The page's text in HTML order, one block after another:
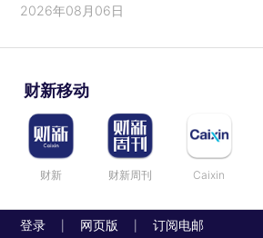
2026年08月06日
财新移动
财新 财新周刊 Caixin
登录 网页版 订阅电邮